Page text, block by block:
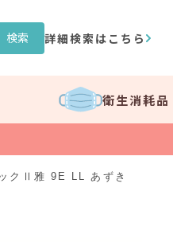
検索 詳細検索はこちら
衛生消耗品
クⅡ雅 9E LL あずき